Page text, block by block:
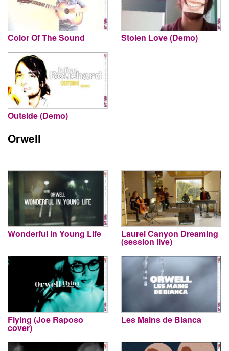
Color Of The Sound Stolen Love (Demo)
Outside (Demo)
Orwell
Wonderful in Young Life Laurel Canyon Dreaming
(session live)
Flying (Joe Raposo
cover)
Les Mains de Bianca